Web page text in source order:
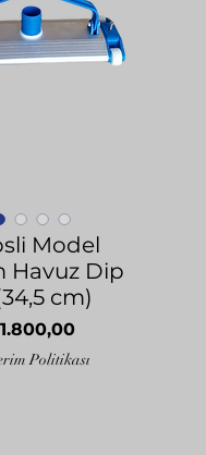
Model
Havuz Dip
cm)
İndirimli
Politikası